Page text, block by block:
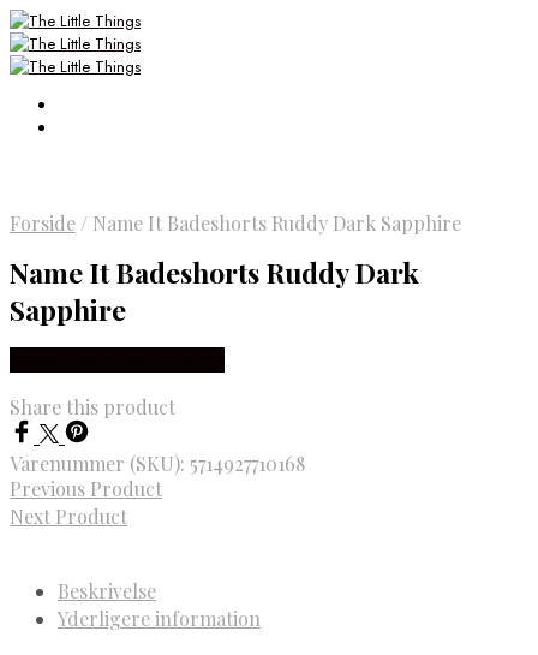
Forside / Name It Badeshorts Ruddy Dark Sapphire
Name It Badeshorts Ruddy Dark
Sapphire
Share this product
Varenummer (SKU): 5714927710168
Previous Product
Next Product
Beskrivelse
Yderligere information